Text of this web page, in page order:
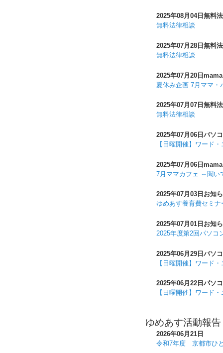
2025年08月04日 無料
無料法律相談
2025年07月28日 無料
無料法律相談
2025年07月20日
夏休み企画 7月ママ・
2025年07月07日 無料
無料法律相談
2025年07月06日 パソ
【日曜開催】ワード
2025年07月06日
7月ママカフェ ～聞い
2025年07月03日 お知
ゆめあす養育費セミナ
2025年07月01日 お知
2025年度第2回パソコ
2025年06月29日パソ
【日曜開催】ワード
2025年06月22日 パソ
【日曜開催】ワード
ゆめあす活動報告
2026年06月21日
令和7年度 京都市ひ